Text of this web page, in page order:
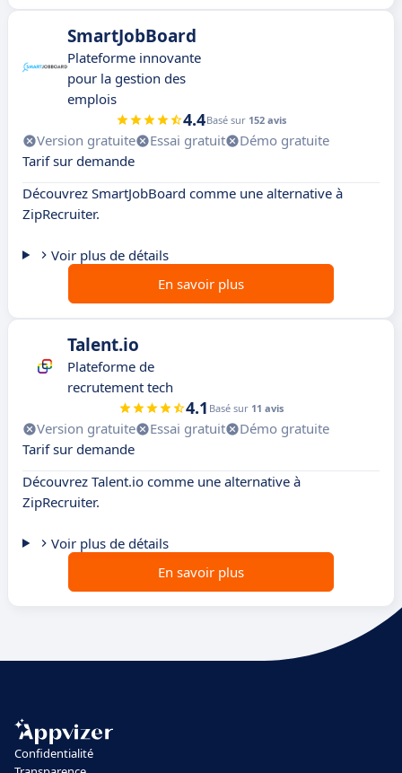
SmartJobBoard
Plateforme innovante
pour la gestion des
emplois
4.4Basé sur 152 avis
Version gratuite Essai gratuit
Démo gratuite
Tarif sur demande
Découvrez SmartJobBoard comme une alternative à
ZipRecruiter.
Voir plus de détails
En savoir plus
Talent.io
Plateforme de
recrutement tech
4.1 Basé sur 11 avis
Version gratuite Essai gratuit
Démo gratuite
Tarif sur demande
Découvrez Talent.io comme une alternative à
ZipRecruiter.
Voir plus de détails
En savoir plus
Confidentialité